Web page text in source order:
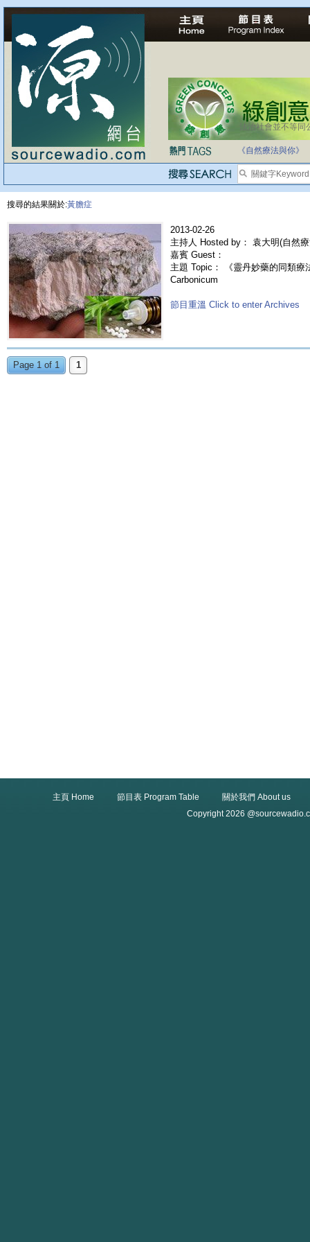
法治社會並不等同
《自然療法與你》
搜尋的結果關於:黃膽症
2013-02-26
主持人 Hosted by： 袁大明(自然
嘉賓 Guest：
主題 Topic： 《靈丹妙藥的同類
Carbonicum
節目重溫 Click to enter Archives
Page 1 of 1 1
主頁 Home 節目表 Program Table
關於我們 About us
Copyright 2026